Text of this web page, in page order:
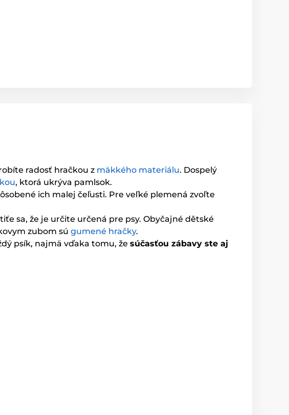
radosť hračkou z mäkkého materiálu. Dospelý
, ktorá ukrýva pamlsok.
ich malej čeľusti. Pre veľké plemená zvoľte
sa, že je určite určená pre psy. Obyčajné dětské
zubom sú gumené hračky.
psík, najmä vďaka tomu, že súčasťou zábavy ste aj